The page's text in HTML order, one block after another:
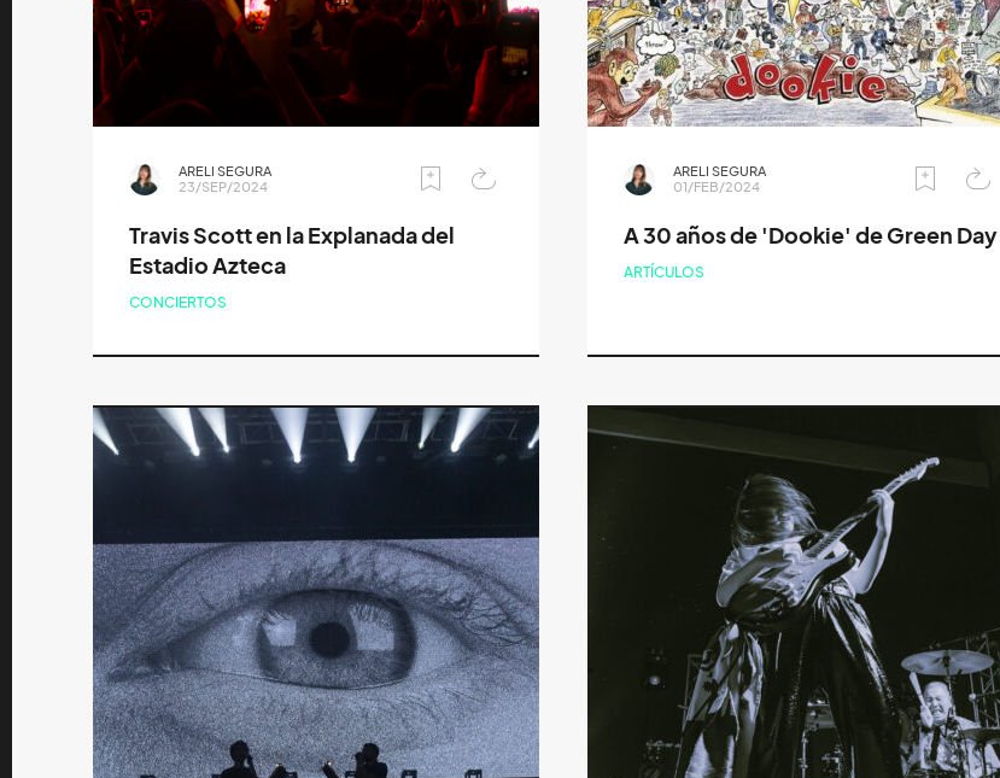
ARELI SEGURA
23/SEP/2024
Travis Scott en la Explanada del
Estadio Azteca
CONCIERTOS
ARELI SEGURA
01/FEB/2024
A 30 años de 'Dookie' de Green Day
ARTÍCULOS